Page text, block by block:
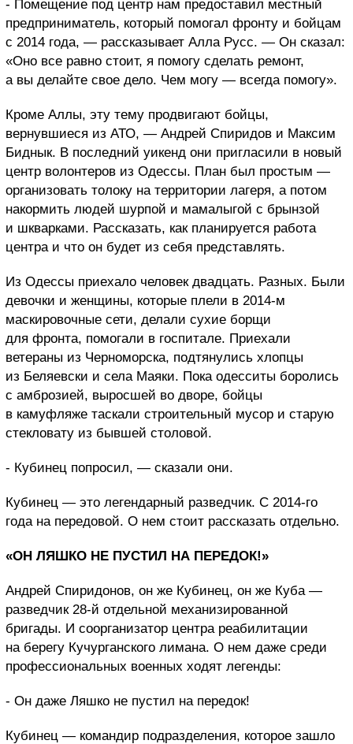
- Помещение под центр нам предоставил местный
предприниматель, который помогал фронту и бойцам
с 2014 года, — рассказывает Алла Русс. — Он сказал:
«Оно все равно стоит, я помогу сделать ремонт,
а вы делайте свое дело. Чем могу — всегда помогу».
Кроме Аллы, эту тему продвигают бойцы,
вернувшиеся из АТО, — Андрей Спиридов и Максим
Биднык. В последний уикенд они пригласили в новый
центр волонтеров из Одессы. План был простым —
организовать толоку на территории лагеря, а потом
накормить людей шурпой и мамалыгой с брынзой
и шкварками. Рассказать, как планируется работа
центра и что он будет из себя представлять.
Из Одессы приехало человек двадцать. Разных. Были
девочки и женщины, которые плели в 2014-м
маскировочные сети, делали сухие борщи
для фронта, помогали в госпитале. Приехали
ветераны из Черноморска, подтянулись хлопцы
из Беляевски и села Маяки. Пока одесситы боролись
с амброзией, выросшей во дворе, бойцы
в камуфляже таскали строительный мусор и старую
стекловату из бывшей столовой.
- Кубинец попросил, — сказали они.
Кубинец — это легендарный разведчик. С 2014-го
года на передовой. О нем стоит рассказать отдельно.
«ОН ЛЯШКО НЕ ПУСТИЛ НА ПЕРЕДОК!»
Андрей Спиридонов, он же Кубинец, он же Куба —
разведчик 28-й отдельной механизированной
бригады. И соорганизатор центра реабилитации
на берегу Кучурганского лимана. О нем даже среди
профессиональных военных ходят легенды:
- Он даже Ляшко не пустил на передок!
Кубинец — командир подразделения, которое зашло